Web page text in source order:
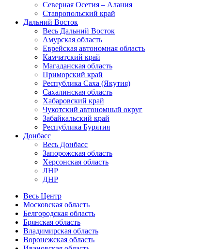
Северная Осетия – Алания
Ставропольский край
Дальний Восток
Весь Дальний Восток
Амурская область
Еврейская автономная область
Камчатский край
Магаданская область
Приморский край
Республика Саха (Якутия)
Сахалинская область
Хабаровский край
Чукотский автономный округ
Забайкальский край
Республика Бурятия
Донбасс
Весь Донбасс
Запорожская область
Херсонская область
ЛНР
ДНР
Весь Центр
Московская область
Белгородская область
Брянская область
Владимирская область
Воронежская область